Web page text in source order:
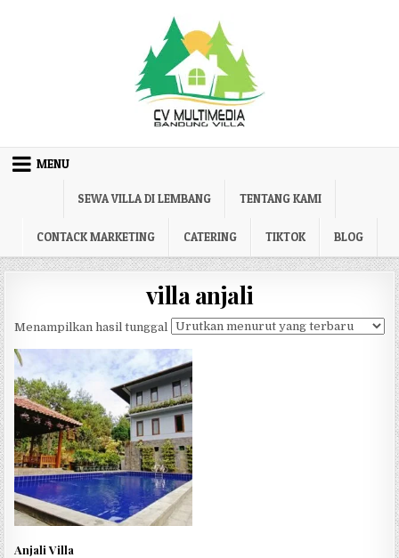
MENU
SEWA VILLA DI LEMBANG TENTANG KAMI
CONTACK MARKETING CATERING TIKTOK BLOG
villa anjali
Menampilkan hasil tunggal
Anjali Villa